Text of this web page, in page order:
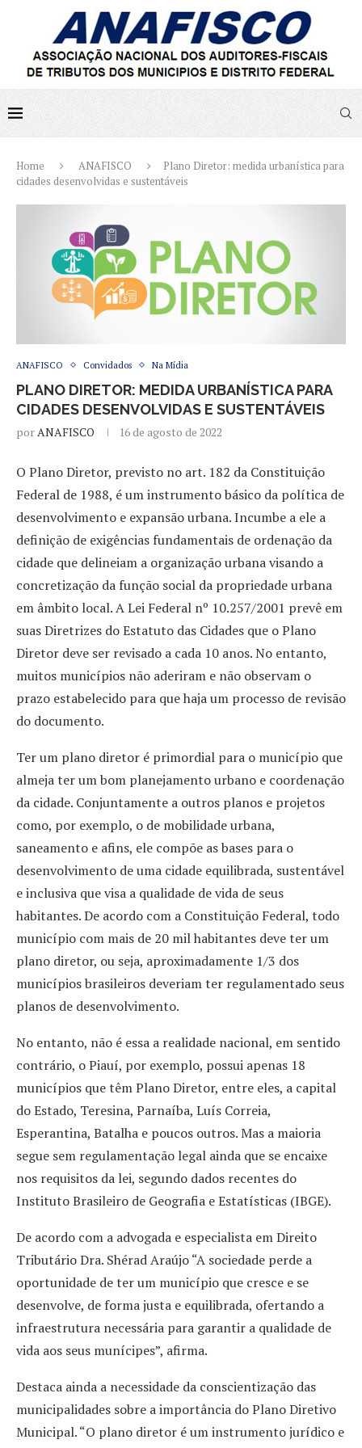
Home ANAFISCO
Plano Diretor: medida urbanística para
cidades desenvolvidas e sustentáveis
ANAFISCO Convidados Na Mídia
PLANO DIRETOR: MEDIDA URBANÍSTICA PARA
CIDADES DESENVOLVIDAS E SUSTENTÁVEIS
porANAFISCO 16 de agosto de 2022
O Plano Diretor, previsto no art. 182 da Constituição
Federal de 1988, é um instrumento básico da política de
desenvolvimento e expansão urbana. Incumbe a ele a
definição de exigências fundamentais de ordenação da
cidade que delineiam a organização urbana visando a
concretização da função social da propriedade urbana
em âmbito local. A Lei Federal nº 10.257/2001 prevê em
suas Diretrizes do Estatuto das Cidades que o Plano
Diretor deve ser revisado a cada 10 anos. No entanto,
muitos municípios não aderiram e não observam o
prazo estabelecido para que haja um processo de revisão
do documento.
Ter um plano diretor é primordial para o município que
almeja ter um bom planejamento urbano e coordenação
da cidade. Conjuntamente a outros planos e projetos
como, por exemplo, o de mobilidade urbana,
saneamento e afins, ele compõe as bases para o
desenvolvimento de uma cidade equilibrada, sustentável
e inclusiva que visa a qualidade de vida de seus
habitantes. De acordo com a Constituição Federal, todo
município com mais de 20 mil habitantes deve ter um
plano diretor, ou seja, aproximadamente 1/3 dos
municípios brasileiros deveriam ter regulamentado seus
planos de desenvolvimento.
No entanto, não é essa a realidade nacional, em sentido
contrário, o Piauí, por exemplo, possui apenas 18
municípios que têm Plano Diretor, entre eles, a capital
do Estado, Teresina, Parnaíba, Luís Correia,
Esperantina, Batalha e poucos outros. Mas a maioria
segue sem regulamentação legal ainda que se encaixe
nos requisitos da lei, segundo dados recentes do
Instituto Brasileiro de Geografia e Estatísticas (IBGE).
De acordo com a advogada e especialista em Direito
Tributário Dra. Shérad Araújo “A sociedade perde a
oportunidade de ter um município que cresce e se
desenvolve, de forma justa e equilibrada, ofertando a
infraestrutura necessária para garantir a qualidade de
vida aos seus munícipes”, afirma.
Destaca ainda a necessidade da conscientização das
municipalidades sobre a importância do Plano Diretivo
Municipal. “O plano diretor é um instrumento jurídico e